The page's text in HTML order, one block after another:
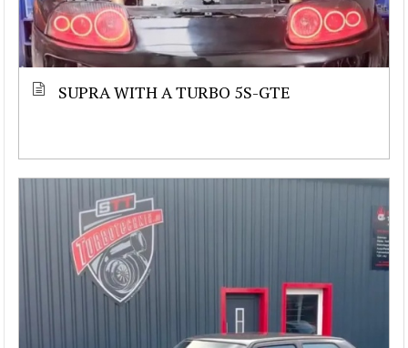
SUPRA WITH A TURBO 5S-GTE